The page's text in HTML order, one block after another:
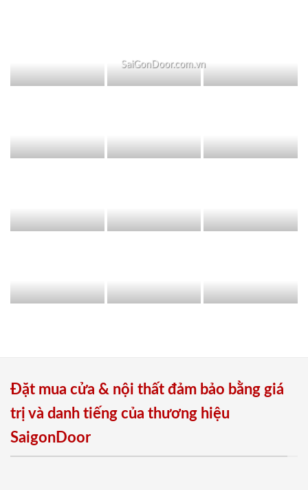
SaiGonDoor.com.vn
Đặt mua cửa & nội thất đảm bảo bằng giá
trị và danh tiếng của thương hiệu
SaigonDoor